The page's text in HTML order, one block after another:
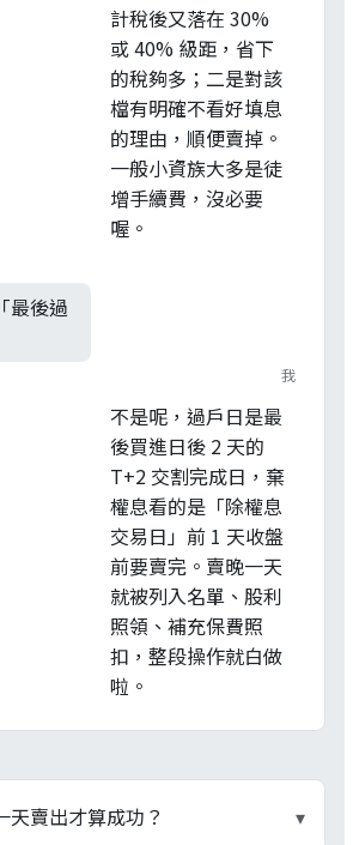
計稅後又落在 30%
或 40% 級距，省下
的稅夠多；二是對該
檔有明確不看好填息
的理由，順便賣掉。
一般小資族大多是徒
增手續費，沒必要
喔。
最後過
我
不是呢，過戶日是最
後買進日後 2 天的
T+2 交割完成日，棄
權息看的是「除權息
交易日」前 1 天收盤
前要賣完。賣晚一天
就被列入名單、股利
照領、補充保費照
扣，整段操作就白做
啦。
天賣出才算成功？ ▾